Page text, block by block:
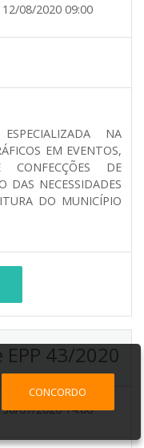
12/08/2020 09:00
NA
EM EVENTOS,
CONFECÇÕES DE
DAS NECESSIDADES
DO MUNICÍPIO
EPP 43/2020
30/07/2020 14:00
CONCORDO